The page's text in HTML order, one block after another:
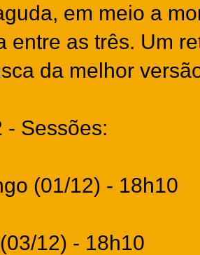
em meio a
entre as três. Um
da melhor
- Sessões:
(01/12) - 18h10
12) - 18h10